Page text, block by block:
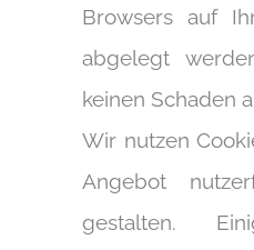
Browsers auf
abgelegt
keinen Schaden
Wir nutzen
Angebot
gestalten.